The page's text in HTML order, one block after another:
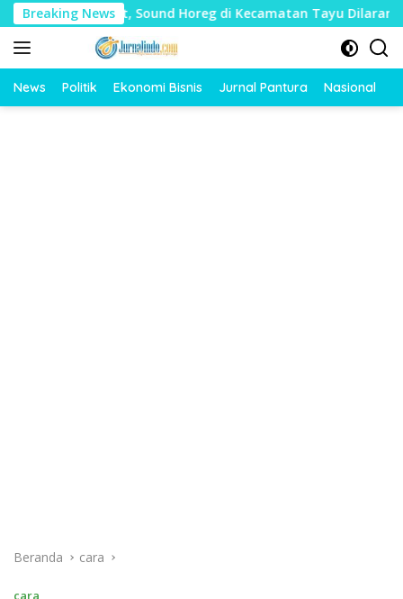
Langsung
ke
konten
Breaking News
Sound Horeg di Kecamatan Tayu Dilarang Dua
News Politik Ekonomi Bisnis Jurnal Pantura Nasional
Beranda cara
cara